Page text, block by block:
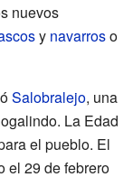
nuevos
y navarroso
Salobralejo, una
La Edad
el pueblo. El
el 29 de febrero